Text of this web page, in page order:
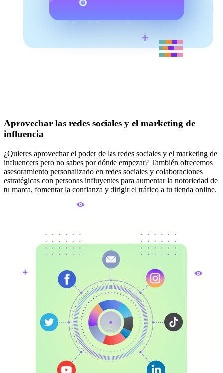
Aprovechar las redes sociales y el marketing de
influencia
¿Quieres aprovechar el poder de las redes sociales y el marketing de
influencers pero no sabes por dónde empezar? También ofrecemos
asesoramiento personalizado en redes sociales y colaboraciones
estratégicas con personas influyentes para aumentar la notoriedad de
tu marca, fomentar la confianza y dirigir el tráfico a tu tienda online.